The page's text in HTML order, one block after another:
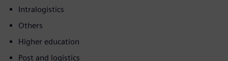
Intralogistics
Others
Higher education
Post and logistics